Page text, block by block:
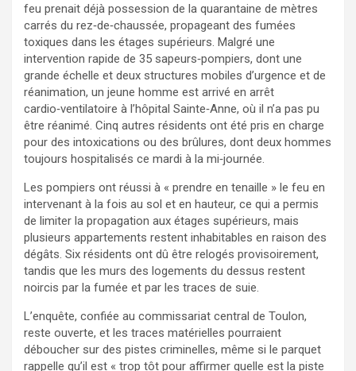
feu prenait déjà possession de la quarantaine de mètres
carrés du rez‑de‑chaussée, propageant des fumées
toxiques dans les étages supérieurs. Malgré une
intervention rapide de 35 sapeurs‑pompiers, dont une
grande échelle et deux structures mobiles d’urgence et de
réanimation, un jeune homme est arrivé en arrêt
cardio‑ventilatoire à l’hôpital Sainte‑Anne, où il n’a pas pu
être réanimé. Cinq autres résidents ont été pris en charge
pour des intoxications ou des brûlures, dont deux hommes
toujours hospitalisés ce mardi à la mi‑journée.
Les pompiers ont réussi à « prendre en tenaille » le feu en
intervenant à la fois au sol et en hauteur, ce qui a permis
de limiter la propagation aux étages supérieurs, mais
plusieurs appartements restent inhabitables en raison des
dégâts. Six résidents ont dû être relogés provisoirement,
tandis que les murs des logements du dessus restent
noircis par la fumée et par les traces de suie.
L’enquête, confiée au commissariat central de Toulon,
reste ouverte, et les traces matérielles pourraient
déboucher sur des pistes criminelles, même si le parquet
rappelle qu’il est « trop tôt pour affirmer quelle est la piste